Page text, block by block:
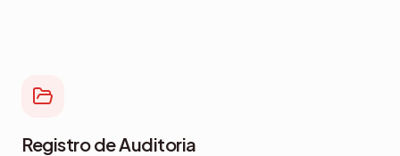
Registro de Auditoria